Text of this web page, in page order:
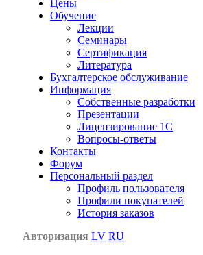
Цены
Обучение
Лекции
Семинары
Сертификация
Литература
Бухгалтерское обслуживание
Информация
Собственные разработки
Презентации
Лицензирование 1С
Вопросы-ответы
Контакты
Форум
Персональный раздел
Профиль пользователя
Профили покупателей
История заказов
Авторизация LV RU